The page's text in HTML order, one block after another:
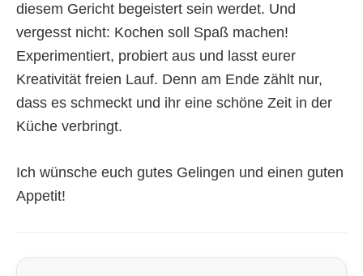
diesem Gericht begeistert sein werdet. Und
vergesst nicht: Kochen soll Spaß machen!
Experimentiert, probiert aus und lasst eurer
Kreativität freien Lauf. Denn am Ende zählt nur,
dass es schmeckt und ihr eine schöne Zeit in der
Küche verbringt.
Ich wünsche euch gutes Gelingen und einen guten
Appetit!